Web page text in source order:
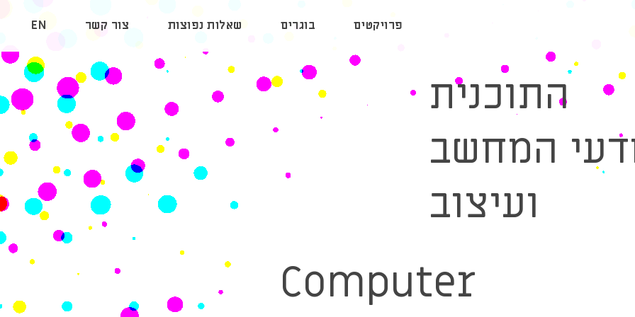
פרויקטים בוגרים שאלות נפוצות צור קשר EN
התוכנית
המחשב
ועיצוב
Computer